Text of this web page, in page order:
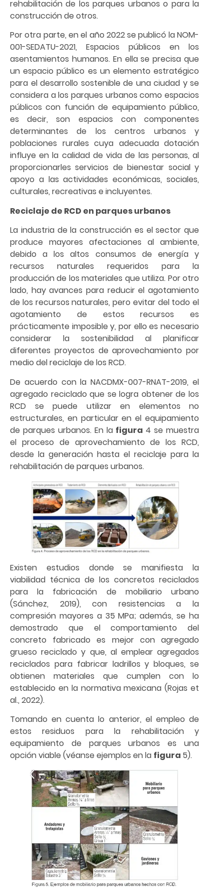
rehabilitación de los parques urbanos o para la
construcción de otros.
Por otra parte, en el año 2022 se publicó la NOM-
001-SEDATU-2021, Espacios públicos en los
asentamientos humanos. En ella se precisa que
un espacio público es un elemento estratégico
para el desarrollo sostenible de una ciudad y se
considera a los parques urbanos como espacios
públicos con función de equipamiento público,
es decir, son espacios con componentes
determinantes de los centros urbanos y
poblaciones rurales cuya adecuada dotación
influye en la calidad de vida de las personas, al
proporcionarles servicios de bienestar social y
apoyo a las actividades económicas, sociales,
culturales, recreativas e incluyentes.
Reciclaje de RCD en parques urbanos
La industria de la construcción es el sector que
produce mayores afectaciones al ambiente,
debido a los altos consumos de energía y
recursos naturales requeridos para la
producción de los materiales que utiliza. Por otro
lado, hay avances para reducir el agotamiento
de los recursos naturales, pero evitar del todo el
agotamiento de estos recursos es
prácticamente imposible y, por ello es necesario
considerar la sostenibilidad al planificar
diferentes proyectos de aprovechamiento por
medio del reciclaje de los RCD.
De acuerdo con la NACDMX-007-RNAT-2019, el
agregado reciclado que se logra obtener de los
RCD se puede utilizar en elementos no
estructurales, en particular en el equipamiento
de parques urbanos. En la figura 4 se muestra
el proceso de aprovechamiento de los RCD,
desde la generación hasta el reciclaje para la
rehabilitación de parques urbanos.
Existen estudios donde se manifiesta la
viabilidad técnica de los concretos reciclados
para la fabricación de mobiliario urbano
(Sánchez, 2019), con resistencias a la
compresión mayores a 35 MPa; además, se ha
demostrado que el comportamiento del
concreto fabricado es mejor con agregado
grueso reciclado y que, al emplear agregados
reciclados para fabricar ladrillos y bloques, se
obtienen materiales que cumplen con lo
establecido en la normativa mexicana (Rojas et
al., 2022).
Tomando en cuenta lo anterior, el empleo de
estos residuos para la rehabilitación y
equipamiento de parques urbanos es una
opción viable (véanse ejemplos en la figura 5).